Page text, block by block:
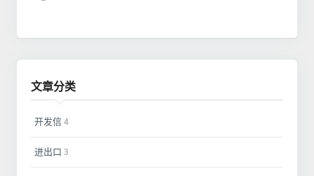
文章分类
开发信 4
进出口 3